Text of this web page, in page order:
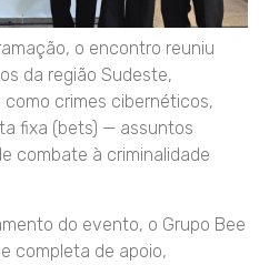
o encontro reuniu
da região Sudeste,
crimes cibernéticos,
fixa (bets) — assuntos
combate à criminalidade
do evento, o Grupo Bee
completa de apoio,